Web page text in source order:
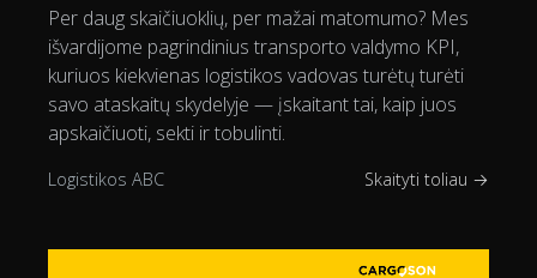
Per daug skaičiuoklių, per mažai matomumo? Mes
išvardijome pagrindinius transporto valdymo KPI,
kuriuos kiekvienas logistikos vadovas turėtų turėti
savo ataskaitų skydelyje — įskaitant tai, kaip juos
apskaičiuoti, sekti ir tobulinti.
Logistikos ABC Skaityti toliau →